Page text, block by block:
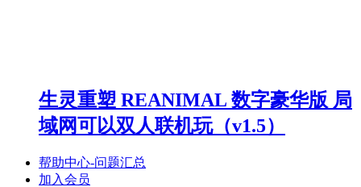
生灵重塑 REANIMAL 数字豪华版 局
域网可以双人联机玩（v1.5）
帮助中心-问题汇总
加入会员